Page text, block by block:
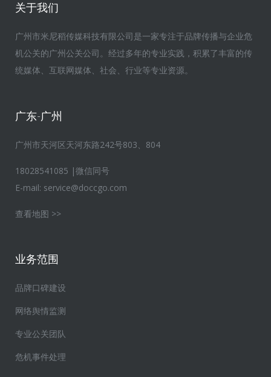
关于我们
广州市米尼稻传媒科技有限公司是一家专注于品牌传播与企业危
机公关的广州公关公司。经过多年的专业实践，积累了丰富的传
统媒体、互联网媒体、社会、行业等专业资源。
广东-广州
广州市天河区天河东路242号803、804
18028541085 |微信同号
E-mail: service@doccgo.com
查看地图 >>
业务范围
品牌口碑建设
网络舆情监测
专业公关团队
危机事件处理